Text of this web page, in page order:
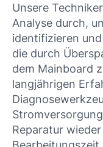
Unsere
Analyse durch,
identifizieren
die durch
dem Mainboard
langjährigen
Reparatur